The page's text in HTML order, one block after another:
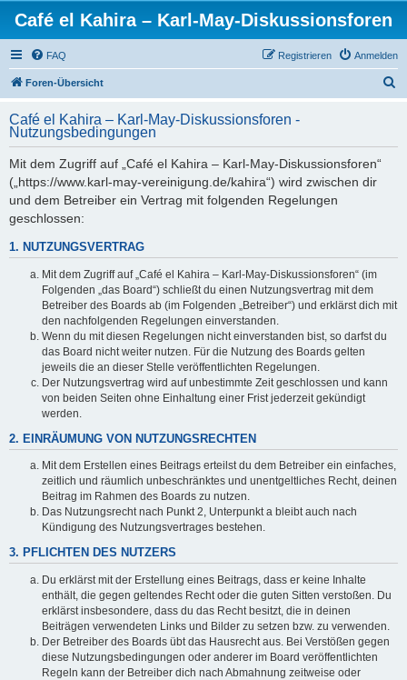
Café el Kahira – Karl-May-Diskussionsforen
FAQ Anmelden
Registrieren
Foren-Übersicht
h
Café el Kahira – Karl-May-Diskussionsforen -
Nutzungsbedingungen
Mit dem Zugriff auf „Café el Kahira – Karl-May-Diskussionsforen“
(„https://www.karl-may-vereinigung.de/kahira“) wird zwischen dir
und dem Betreiber ein Vertrag mit folgenden Regelungen
geschlossen:
1. NUTZUNGSVERTRAG
Mit dem Zugriff auf „Café el Kahira – Karl-May-Diskussionsforen“ (im
Folgenden „das Board“) schließt du einen Nutzungsvertrag mit dem
Betreiber des Boards ab (im Folgenden „Betreiber“) und erklärst dich mit
den nachfolgenden Regelungen einverstanden.
Wenn du mit diesen Regelungen nicht einverstanden bist, so darfst du
das Board nicht weiter nutzen. Für die Nutzung des Boards gelten
jeweils die an dieser Stelle veröffentlichten Regelungen.
Der Nutzungsvertrag wird auf unbestimmte Zeit geschlossen und kann
von beiden Seiten ohne Einhaltung einer Frist jederzeit gekündigt
werden.
2. EINRÄUMUNG VON NUTZUNGSRECHTEN
Mit dem Erstellen eines Beitrags erteilst du dem Betreiber ein einfaches,
zeitlich und räumlich unbeschränktes und unentgeltliches Recht, deinen
Beitrag im Rahmen des Boards zu nutzen.
Das Nutzungsrecht nach Punkt 2, Unterpunkt a bleibt auch nach
Kündigung des Nutzungsvertrages bestehen.
3. PFLICHTEN DES NUTZERS
Du erklärst mit der Erstellung eines Beitrags, dass er keine Inhalte
enthält, die gegen geltendes Recht oder die guten Sitten verstoßen. Du
erklärst insbesondere, dass du das Recht besitzt, die in deinen
Beiträgen verwendeten Links und Bilder zu setzen bzw. zu verwenden.
Der Betreiber des Boards übt das Hausrecht aus. Bei Verstößen gegen
diese Nutzungsbedingungen oder anderer im Board veröffentlichten
Regeln kann der Betreiber dich nach Abmahnung zeitweise oder